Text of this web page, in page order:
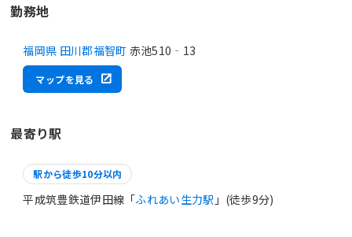
勤務地
福岡県 田川郡福智町 赤池510‐13
マップを見る
最寄り駅
駅から徒歩10分以内
平成筑豊鉄道伊田線「ふれあい生力駅 」(徒歩9分)